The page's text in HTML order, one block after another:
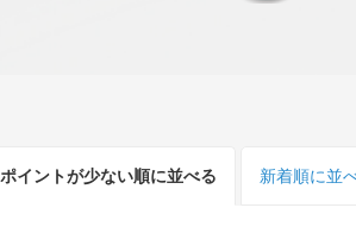
ポイントが少ない順に並べる 新着順に並